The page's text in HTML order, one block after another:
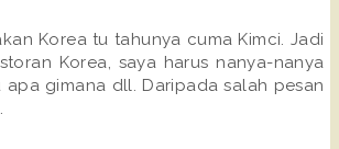
Korea tu tahunya cuma Kimci. Jadi
Korea, saya harus nanya-nanya
apa gimana dll. Daripada salah pesan